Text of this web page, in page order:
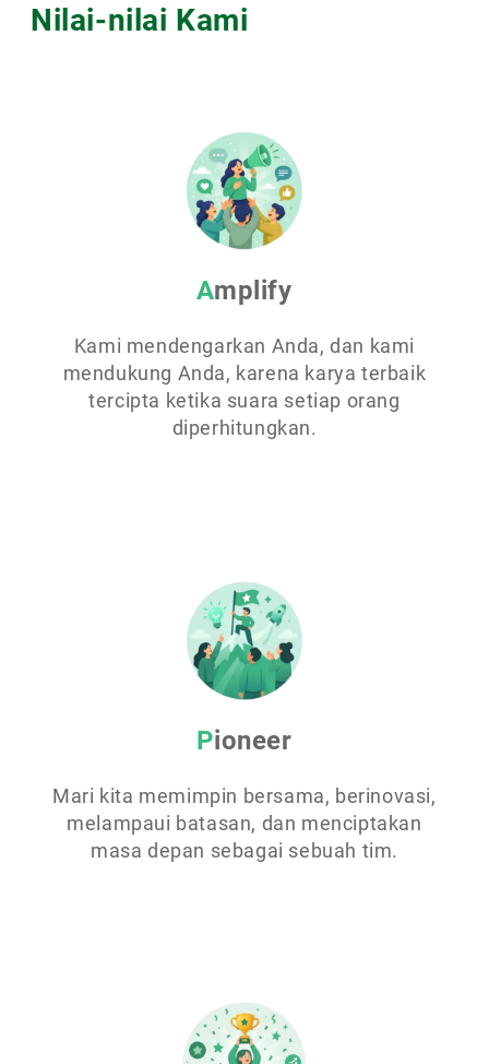
Nilai-nilai Kami
Amplify
Kami mendengarkan Anda, dan kami
mendukung Anda, karena karya terbaik
tercipta ketika suara setiap orang
diperhitungkan.
Pioneer
Mari kita memimpin bersama, berinovasi,
melampaui batasan, dan menciptakan
masa depan sebagai sebuah tim.